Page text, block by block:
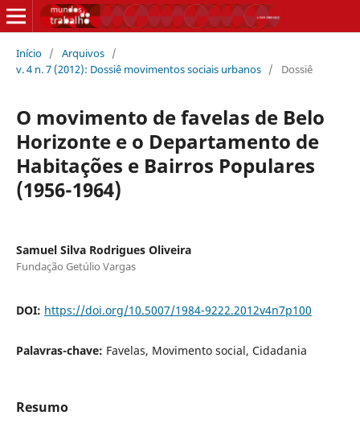
Início / Arquivos /
v. 4 n. 7 (2012): Dossiê movimentos sociais urbanos / Dossiê
O movimento de favelas de Belo
Horizonte e o Departamento de
Habitações e Bairros Populares
(1956-1964)
Samuel Silva Rodrigues Oliveira
Fundação Getúlio Vargas
DOI: https://doi.org/10.5007/1984-9222.2012v4n7p100
Palavras-chave: Favelas, Movimento social, Cidadania
Resumo